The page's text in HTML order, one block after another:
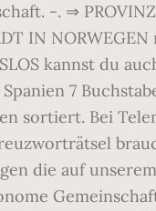
-. ⇒
IN
kannst du
7
sortiert. Bei
die auf